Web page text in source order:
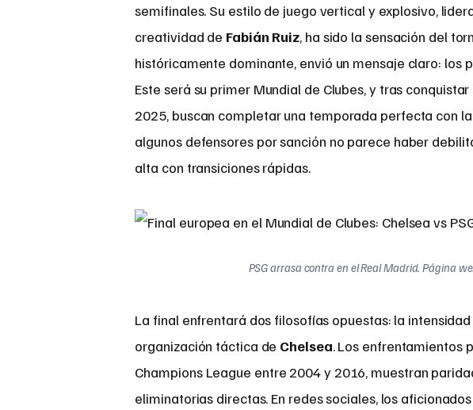
semifinales. Su estilo de juego vertical y explosivo,
creatividad de Fabián Ruiz, ha sido la sensación del
históricamente dominante, envió un mensaje claro: los
Este será su primer Mundial de Clubes, y tras conquistar
2025, buscan completar una temporada perfecta con
algunos defensores por sanción no parece haber
alta con transiciones rápidas.
PSG arrasa contra en el Real Madrid. Página
La final enfrentará dos filosofías opuestas: la
organización táctica de Chelsea. Los enfrentamientos
Champions League entre 2004 y 2016, muestran
eliminatorias directas. En redes sociales, los